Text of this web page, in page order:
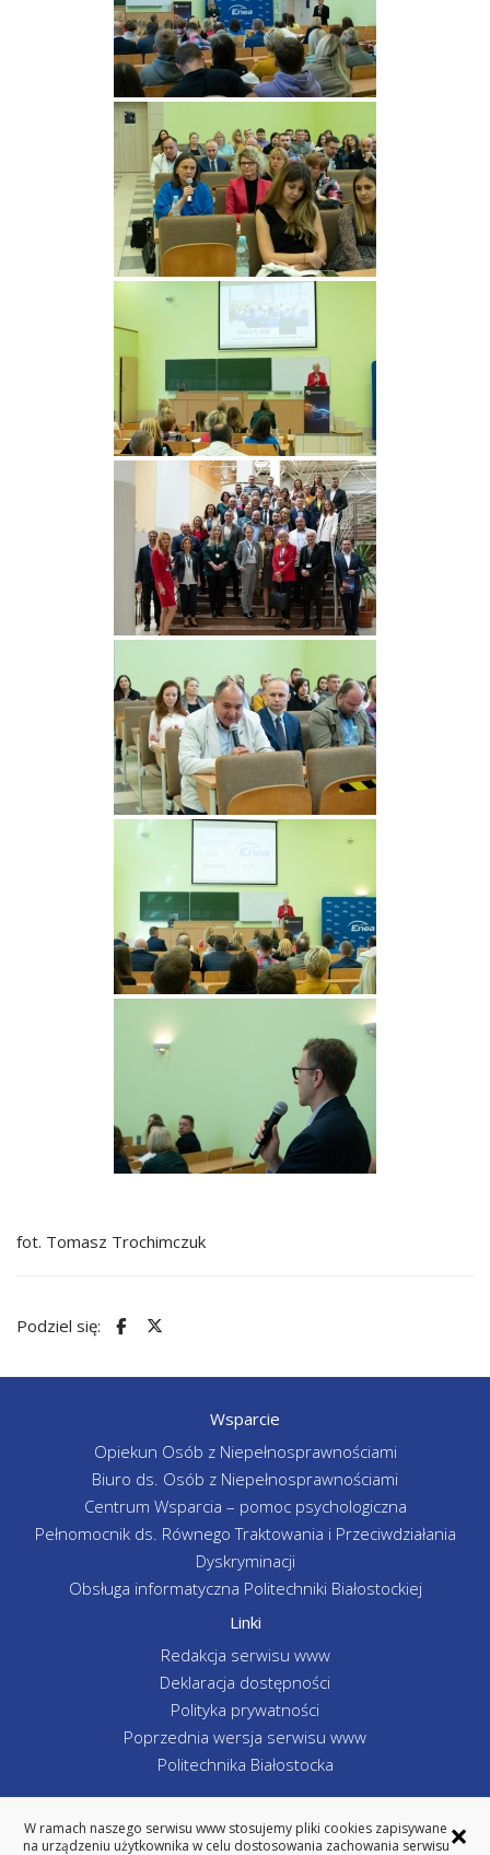
fot. Tomasz Trochimczuk
Podziel się:
Wsparcie
Opiekun Osób z Niepełnosprawnościami
Biuro ds. Osób z Niepełnosprawnościami
Centrum Wsparcia – pomoc psychologiczna
Pełnomocnik ds. Równego Traktowania i Przeciwdziałania
Dyskryminacji
Obsługa informatyczna Politechniki Białostockiej
Linki
Redakcja serwisu www
Deklaracja dostępności
Polityka prywatności
Poprzednia wersja serwisu www
Politechnika Białostocka
×
W ramach naszego serwisu www stosujemy pliki cookies zapisywane
na urządzeniu użytkownika w celu dostosowania zachowania serwisu